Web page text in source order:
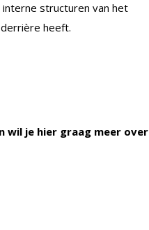
structuren van het
heeft.
wil je hier graag meer over